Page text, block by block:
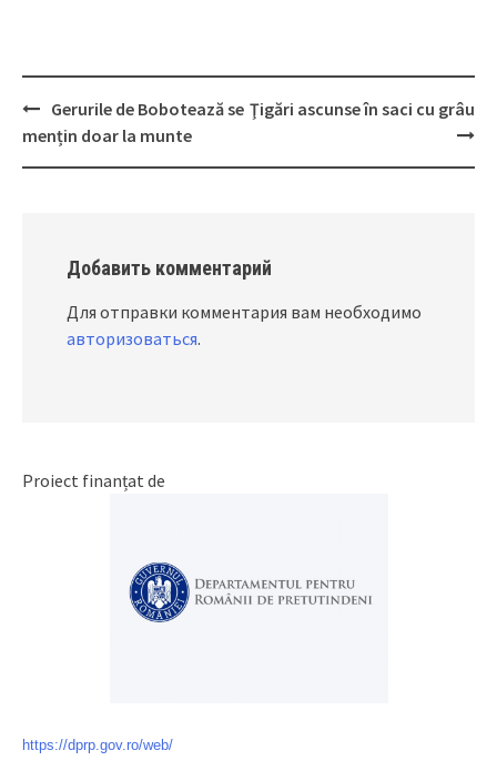
Post
navigation
Gerurile de Bobotează se
mențin doar la munte
Ţigări ascunse în saci cu grâu
Добавить комментарий
Для отправки комментария вам необходимо
авторизоваться.
Proiect finanțat de
https://dprp.gov.ro/web/